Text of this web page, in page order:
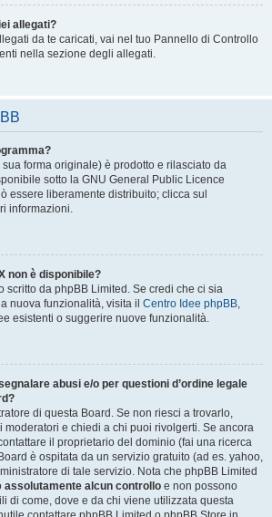
allegati?
da te caricati, vai nel tuo Pannello di Controllo
nella sezione degli allegati.
forma originale) è prodotto e rilasciato da
sotto la GNU General Public Licence
essere liberamente distribuito; clicca sul
informazioni.
non è disponibile?
scritto da phpBB Limited. Se credi che ci sia
nuova funzionalità, visita il Centro Idee phpBB,
esistenti o suggerire nuove funzionalità.
abusi e/o per questioni d’ordine legale
di questa Board. Se non riesci a trovarlo,
moderatori e chiedi a chi puoi rivolgerti. Se ancora
il proprietario del dominio (fai una ricerca
è ospitata da un servizio gratuito (ad es. yahoo,
di tale servizio. Nota che phpBB Limited
assolutamente alcun controllo e non possono
di come, dove e da chi viene utilizzata questa